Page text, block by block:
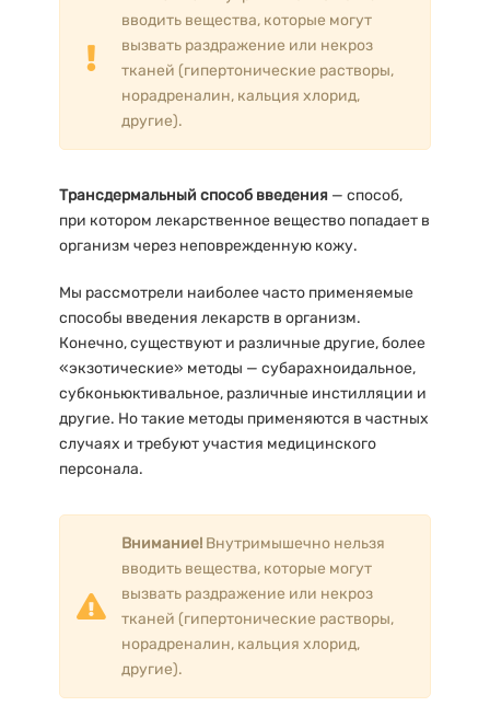
вводить вещества, которые могут
вызвать раздражение или некроз
тканей (гипертонические растворы,
норадреналин, кальция хлорид,
другие).
Трансдермальный способ введения — способ,
при котором лекарственное вещество попадает в
организм через неповрежденную кожу.
Мы рассмотрели наиболее часто применяемые
способы введения лекарств в организм.
Конечно, существуют и различные другие, более
«экзотические» методы — субарахноидальное,
субконьюктивальное, различные инстилляции и
другие. Но такие методы применяются в частных
случаях и требуют участия медицинского
персонала.
Внимание! Внутримышечно нельзя
вводить вещества, которые могут
вызвать раздражение или некроз
тканей (гипертонические растворы,
норадреналин, кальция хлорид,
другие).